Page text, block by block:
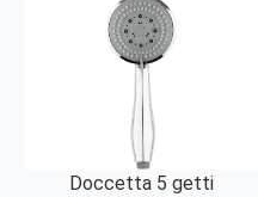
Doccetta 5 getti